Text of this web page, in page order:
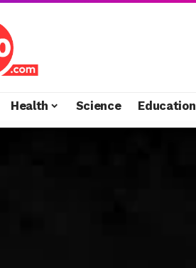
Health Science Education